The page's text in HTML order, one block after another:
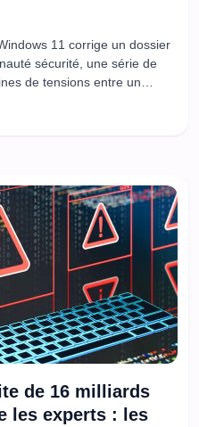
11 corrige un dossier
sécurité, une série de
de tensions entre un
le correctif neutralise trois
de 16 milliards
les experts : les